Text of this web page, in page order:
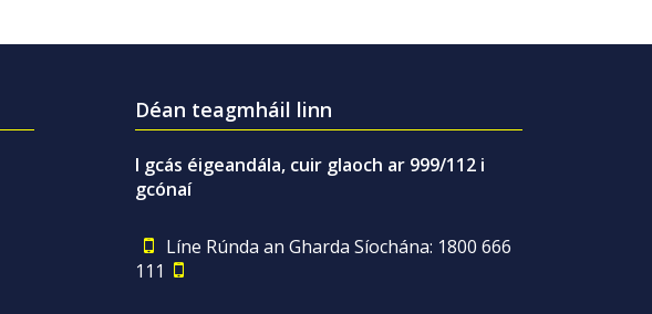
Déan teagmháil linn
I gcás éigeandála, cuir glaoch ar 999/112 i
gcónaí
Líne Rúnda an Gharda Síochána: 1800 666
111